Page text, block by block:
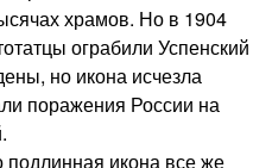
храмов. Но в 1904
ограбили Успенский
но икона исчезла
поражения России на
икона все же